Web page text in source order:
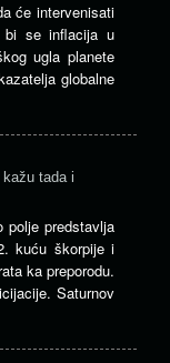
će intervenisati
bi se inflacija u
ugla planete
globalne
tada i
polje predstavlja
kuću škorpije i
ka preporodu.
Saturnov